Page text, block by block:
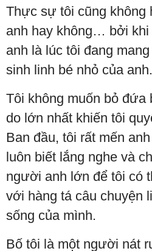
Thực sự tôi cũng không
anh hay không… bởi khi
anh là lúc tôi đang
sinh linh bé nhỏ của anh.
Tôi không muốn bỏ đứa
do lớn nhất khiến tôi
Ban đầu, tôi rất mến
luôn biết lắng nghe và
người anh lớn để tôi có
với hàng tá câu chuyện
sống của mình.
Bố tôi là một người nát